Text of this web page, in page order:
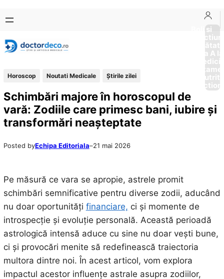
conținut
content
Boli si
Afectiuni
Sănătate
de la A
Horoscop Noutati Medicale Știrile zilei
Schimbări majore în horoscopul de
vară: Zodiile care primesc bani, iubire și
transformări neașteptate
Posted byEchipa Editoriala–21 mai 2026
Pe măsură ce vara se apropie, astrele promit
schimbări semnificative pentru diverse zodii, aducând
nu doar oportunități financiare, ci și momente de
introspecție și evoluție personală. Această perioadă
astrologică intensă aduce cu sine nu doar vești bune,
ci și provocări menite să redefinească traiectoria
multora dintre noi. În acest articol, vom explora
impactul acestor influențe astrale asupra zodiilor,